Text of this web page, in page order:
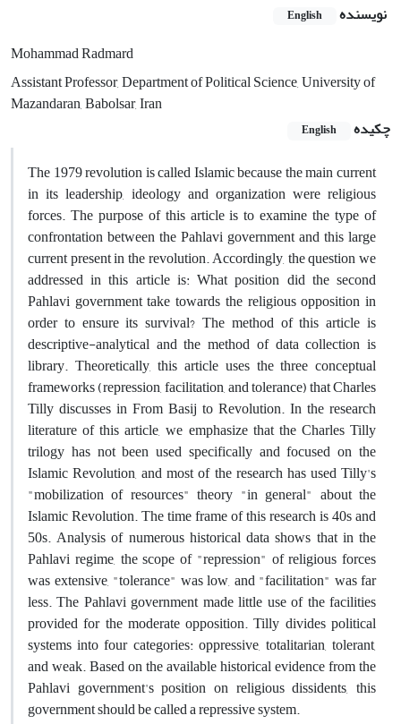
نویسنده English
Mohammad Radmard
Assistant Professor, Department of Political Science, University of
Mazandaran, Babolsar, Iran
چکیده
English
The 1979 revolution is called Islamic because the main current
in its leadership, ideology and organization were religious
forces. The purpose of this article is to examine the type of
confrontation between the Pahlavi government and this large
current present in the revolution. Accordingly, the question we
addressed in this article is: What position did the second
Pahlavi government take towards the religious opposition in
order to ensure its survival? The method of this article is
descriptive-analytical and the method of data collection is
library. Theoretically, this article uses the three conceptual
frameworks (repression, facilitation, and tolerance) that Charles
Tilly discusses in From Basij to Revolution. In the research
literature of this article, we emphasize that the Charles Tilly
trilogy has not been used specifically and focused on the
Islamic Revolution, and most of the research has used Tilly's
"mobilization of resources" theory "in general" about the
Islamic Revolution. The time frame of this research is 40s and
50s. Analysis of numerous historical data shows that in the
Pahlavi regime, the scope of "repression" of religious forces
was extensive, "tolerance" was low, and "facilitation" was far
less. The Pahlavi government made little use of the facilities
provided for the moderate opposition. Tilly divides political
systems into four categories: oppressive, totalitarian, tolerant,
and weak. Based on the available historical evidence from the
Pahlavi government's position on religious dissidents, this
government should be called a repressive system.